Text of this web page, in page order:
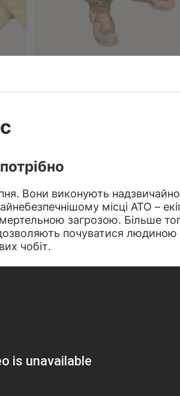
Вони виконують
місці АТО –
загрозою. Більше
почуватися людиною
чобіт.